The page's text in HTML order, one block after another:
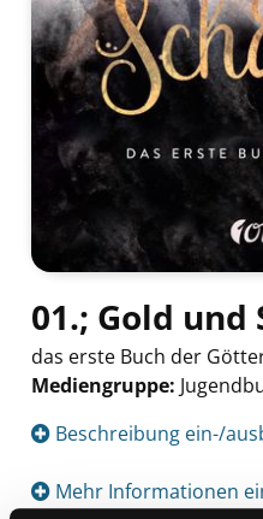
01.; Gold und
das erste Buch der
Mediengruppe:
Beschreibung ein-/
Mehr Informationen